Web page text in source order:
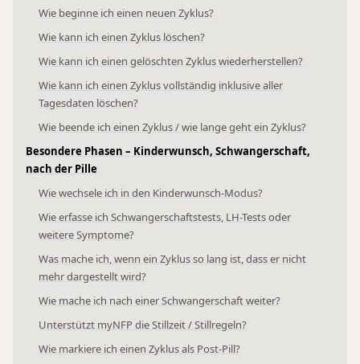
Wie beginne ich einen neuen Zyklus?
Wie kann ich einen Zyklus löschen?
Wie kann ich einen gelöschten Zyklus wiederherstellen?
Wie kann ich einen Zyklus vollständig inklusive aller
Tagesdaten löschen?
Wie beende ich einen Zyklus / wie lange geht ein Zyklus?
Besondere Phasen – Kinderwunsch, Schwangerschaft,
nach der Pille
Wie wechsele ich in den Kinderwunsch-Modus?
Wie erfasse ich Schwangerschaftstests, LH-Tests oder
weitere Symptome?
Was mache ich, wenn ein Zyklus so lang ist, dass er nicht
mehr dargestellt wird?
Wie mache ich nach einer Schwangerschaft weiter?
Unterstützt myNFP die Stillzeit / Stillregeln?
Wie markiere ich einen Zyklus als Post-Pill?